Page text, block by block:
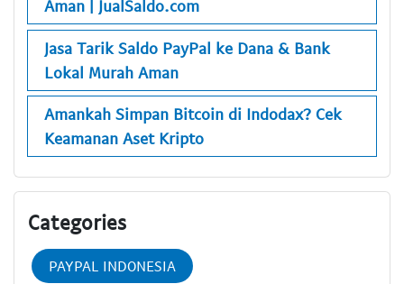
Aman | JualSaldo.com
Jasa Tarik Saldo PayPal ke Dana & Bank
Lokal Murah Aman
Amankah Simpan Bitcoin di Indodax? Cek
Keamanan Aset Kripto
Categories
PAYPAL INDONESIA